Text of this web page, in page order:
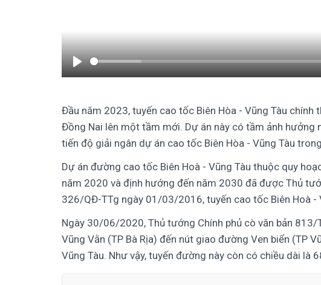
Play
Đầu năm 2023, tuyến cao tốc Biên Hòa - Vũng Tàu
Đồng Nai lên một tầm mới. Dự án này có tầm ảnh hưởng
tiến độ giải ngân dự án cao tốc Biên Hòa - Vũng Tàu
Dự án đường cao tốc Biên Hoà - Vũng Tàu thuộc quy
năm 2020 và định hướng đến năm 2030 đã được Thủ
326/QĐ-TTg ngày 01/03/2016, tuyến cao tốc Biên Hoà -
Ngày 30/06/2020, Thủ tướng Chính phủ cò văn bản
Vũng Vằn (TP Bà Rịa) đến nút giao đường Ven biển (TP
Vũng Tàu. Như vậy, tuyến đường này còn có chiều dài là